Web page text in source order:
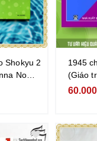
Shokyu 2
No
học
1945
(Giáo